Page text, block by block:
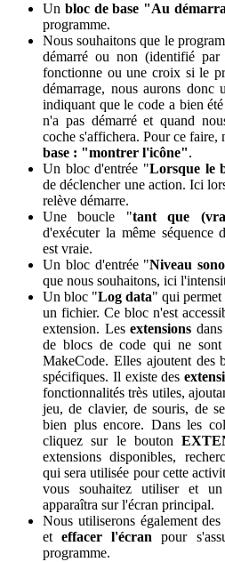
Un bloc de base "Au
programme.
Nous souhaitons que le
démarré ou non (identifié
fonctionne ou une croix si le
démarrage, nous aurons
indiquant que le code a bien
n'a pas démarré et quand
coche s'affichera. Pour ce faire,
base : "montrer l'icône".
Un bloc d'entrée "Lorsque le
de déclencher une action. Ici
relève démarre.
Une boucle "tant que
d'exécuter la même séquence
est vraie.
Un bloc d'entrée "Niveau
que nous souhaitons, ici
Un bloc "Log data" qui permet
un fichier. Ce bloc n'est
extension. Lesextensions
de blocs de code qui ne sont
MakeCode. Elles ajoutent des
spécifiques. Il existe des
fonctionnalités très utiles,
jeu, de clavier, de souris, de
bien plus encore. Dans les
cliquez sur le bouton
extensions disponibles,
qui sera utilisée pour cette
vous souhaitez utiliser et
apparaîtra sur l'écran principal.
Nous utiliserons également
eteffacer l'écran pour
programme.